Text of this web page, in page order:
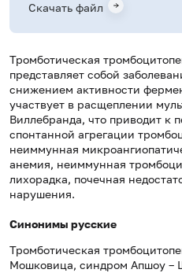
Тромботическая
представляет собой
снижением активности
участвует в расщеплении
Виллебранда, что приводит к
спонтанной агрегации
неиммунная
анемия, неиммунная
лихорадка, почечная
нарушения.
Синонимы русские
Тромботическая
Мошковица, синдром Апшоу –
Скачать файл